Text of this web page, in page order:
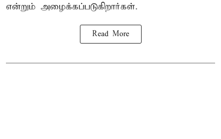
என்றும் அழைக்கப்படுகிறார்கள்.
Read More